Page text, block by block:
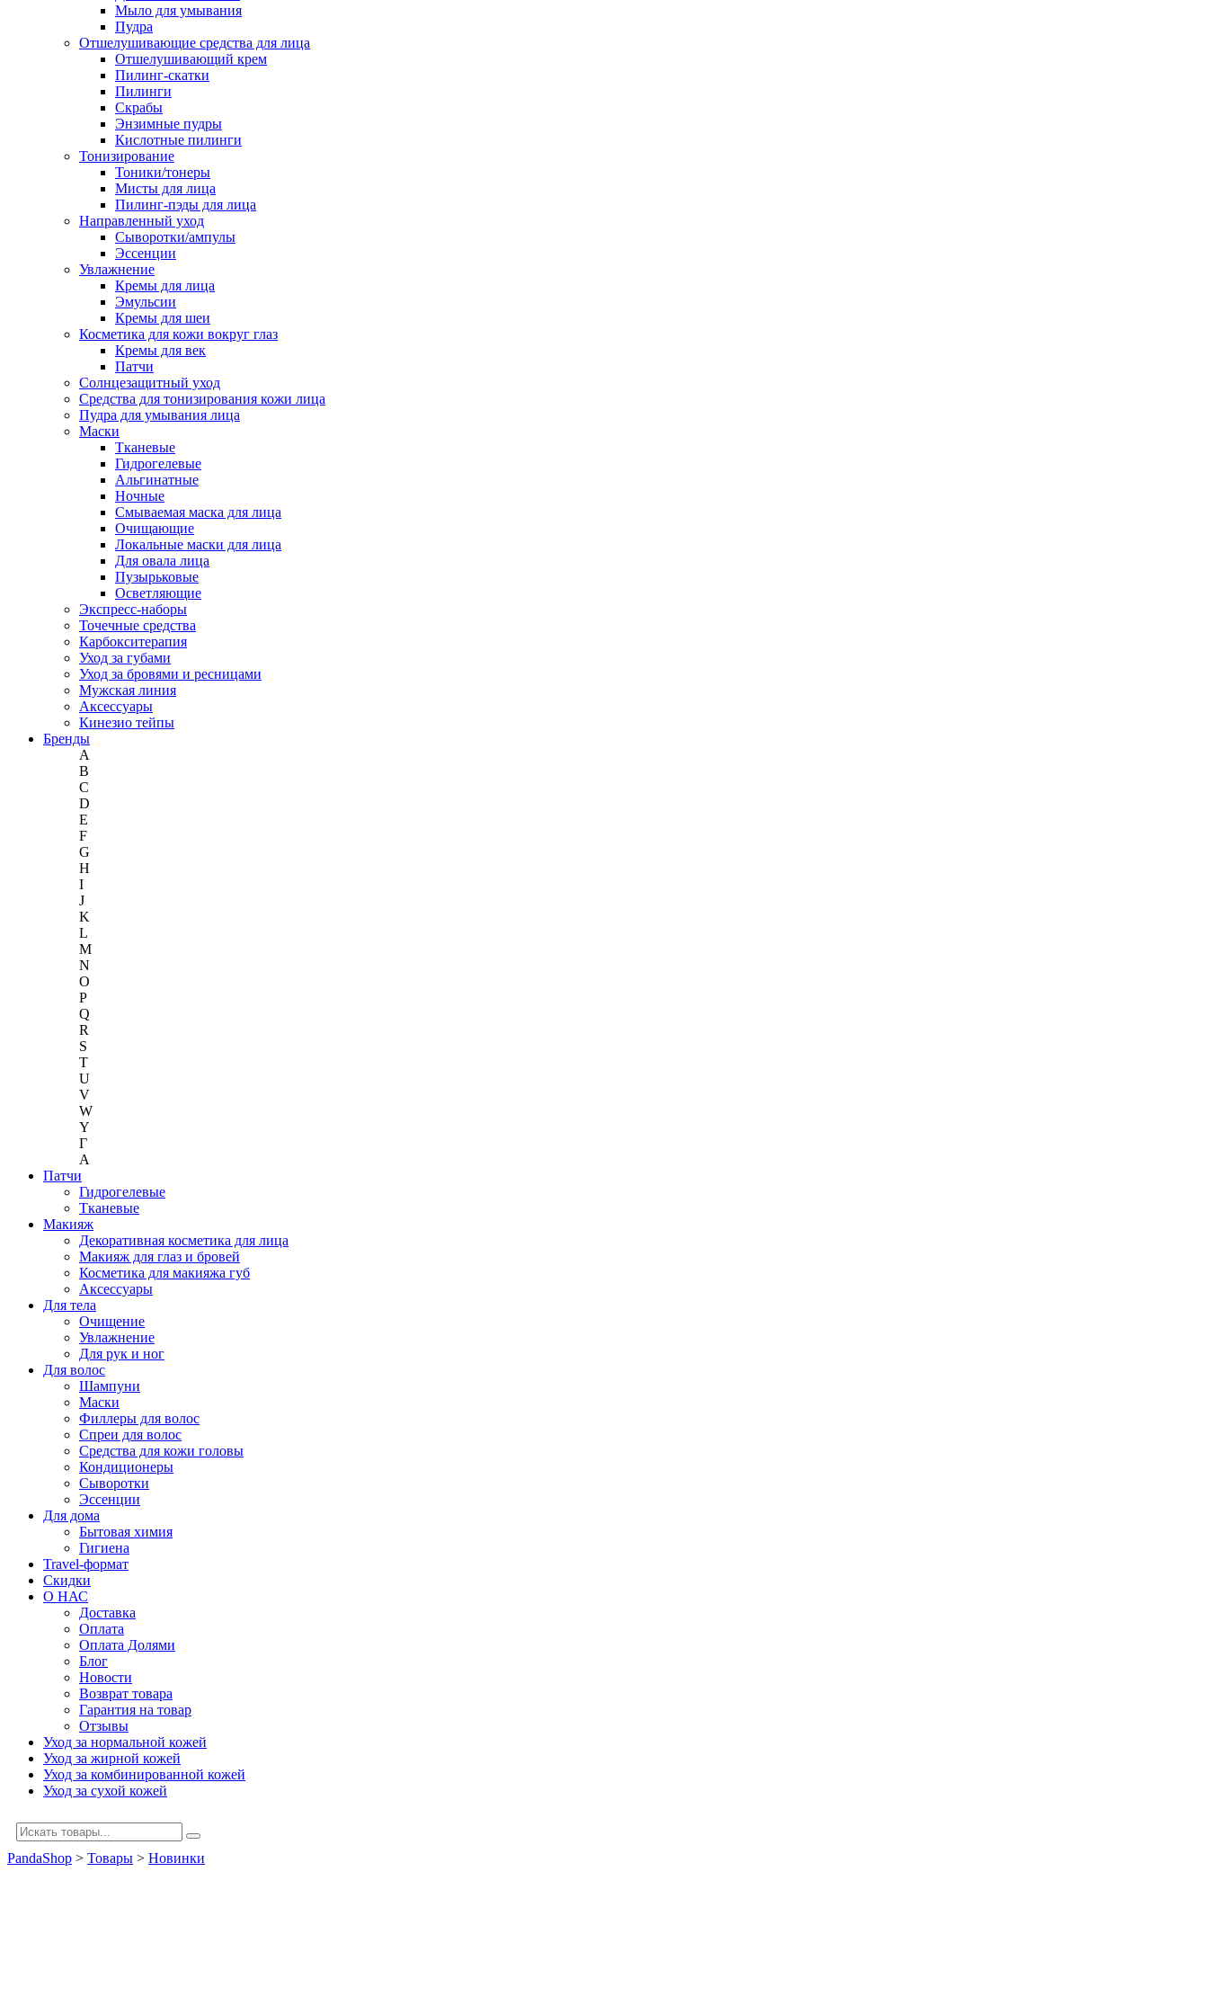
Мыло для умывания
Пудра
Отшелушивающие средства для лица
Отшелушивающий крем
Пилинг-скатки
Пилинги
Скрабы
Энзимные пудры
Кислотные пилинги
Тонизирование
Тоники/тонеры
Мисты для лица
Пилинг-пэды для лица
Направленный уход
Сыворотки/ампулы
Эссенции
Увлажнение
Кремы для лица
Эмульсии
Кремы для шеи
Косметика для кожи вокруг глаз
Кремы для век
Патчи
Солнцезащитный уход
Средства для тонизирования кожи лица
Пудра для умывания лица
Маски
Тканевые
Гидрогелевые
Альгинатные
Ночные
Смываемая маска для лица
Очищающие
Локальные маски для лица
Для овала лица
Пузырьковые
Осветляющие
Экспресс-наборы
Точечные средства
Карбокситерапия
Уход за губами
Уход за бровями и ресницами
Мужская линия
Аксессуары
Кинезио тейпы
Бренды
A
B
C
D
E
F
G
H
I
J
K
L
M
N
O
P
Q
R
S
T
U
V
W
Y
Г
A
Патчи
Гидрогелевые
Тканевые
Макияж
Декоративная косметика для лица
Макияж для глаз и бровей
Косметика для макияжа губ
Аксессуары
Для тела
Очищение
Увлажнение
Для рук и ног
Для волос
Шампуни
Маски
Филлеры для волос
Спреи для волос
Средства для кожи головы
Кондиционеры
Сыворотки
Эссенции
Для дома
Бытовая химия
Гигиена
Travel-формат
Скидки
О НАС
Доставка
Оплата
Оплата Долями
Блог
Новости
Возврат товара
Гарантия на товар
Отзывы
Уход за нормальной кожей
Уход за жирной кожей
Уход за комбинированной кожей
Уход за сухой кожей
PandaShop > Товары > Новинки